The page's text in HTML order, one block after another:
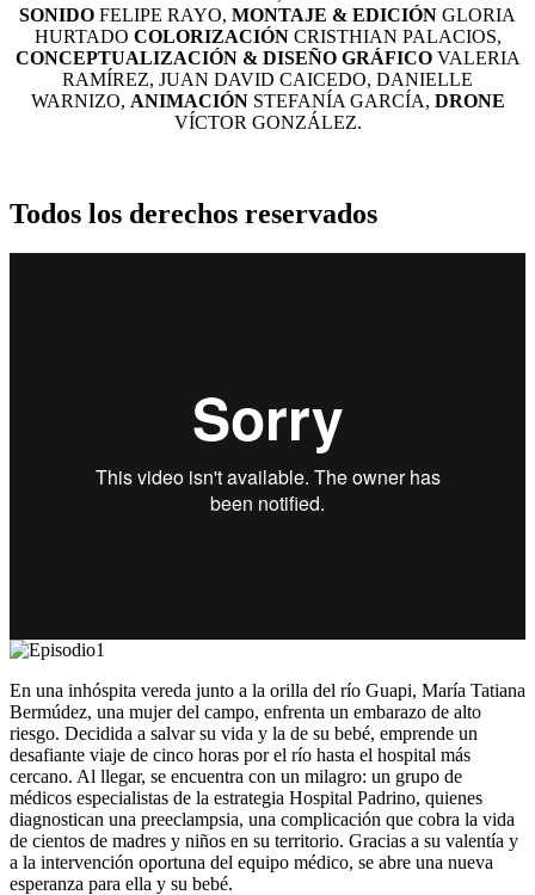
SONIDO FELIPE RAYO, MONTAJE & EDICIÓN GLORIA
HURTADO COLORIZACIÓNCRISTHIAN PALACIOS,
CONCEPTUALIZACIÓN & DISEÑO GRÁFICO VALERIA
RAMÍREZ, JUAN DAVID CAICEDO, DANIELLE
WARNIZO, ANIMACIÓNSTEFANÍA GARCÍA, DRONE
VÍCTOR GONZÁLEZ.
Todos los derechos reservados
En una inhóspita vereda junto a la orilla del río Guapi, María Tatiana
Bermúdez, una mujer del campo, enfrenta un embarazo de alto
riesgo. Decidida a salvar su vida y la de su bebé, emprende un
desafiante viaje de cinco horas por el río hasta el hospital más
cercano. Al llegar, se encuentra con un milagro: un grupo de
médicos especialistas de la estrategia Hospital Padrino, quienes
diagnostican una preeclampsia, una complicación que cobra la vida
de cientos de madres y niños en su territorio. Gracias a su valentía y
a la intervención oportuna del equipo médico, se abre una nueva
esperanza para ella y su bebé.